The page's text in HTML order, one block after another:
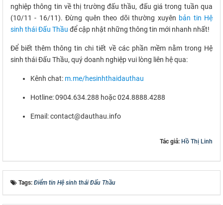
nghiệp thông tin về thị trường đấu thầu, đấu giá trong tuần qua
(10/11 - 16/11). Đừng quên theo dõi thường xuyên bản tin Hệ
sinh thái Đấu Thầu để cập nhật những thông tin mới nhanh nhất!
Để biết thêm thông tin chi tiết về các phần mềm nằm trong Hệ
sinh thái Đấu Thầu, quý doanh nghiệp vui lòng liên hệ qua:
Kênh chat: m.me/hesinhthaidauthau
Hotline: 0904.634.288 hoặc 024.8888.4288
Email: contact@dauthau.info
Tác giả: Hồ Thị Linh
Tags: Điểm tin Hệ sinh thái Đấu Thầu